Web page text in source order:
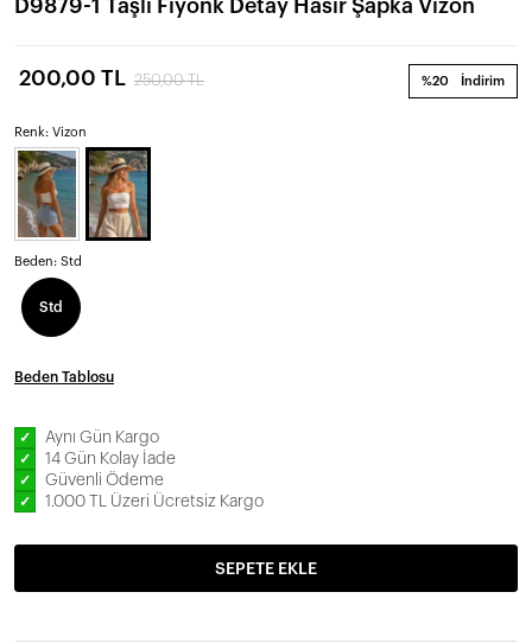
D9879-1 Taşlı Fiyonk Detay Hasır Şapka Vizon
%20 İndirim
200,00 TL 250,00 TL
Renk: Vizon
Beden: Std
Std
Beden Tablosu
SEPETE EKLE
✓ Aynı Gün Kargo
✓ 14 Gün Kolay İade
✓ Güvenli Ödeme
✓ 1.000 TL Üzeri Ücretsiz Kargo